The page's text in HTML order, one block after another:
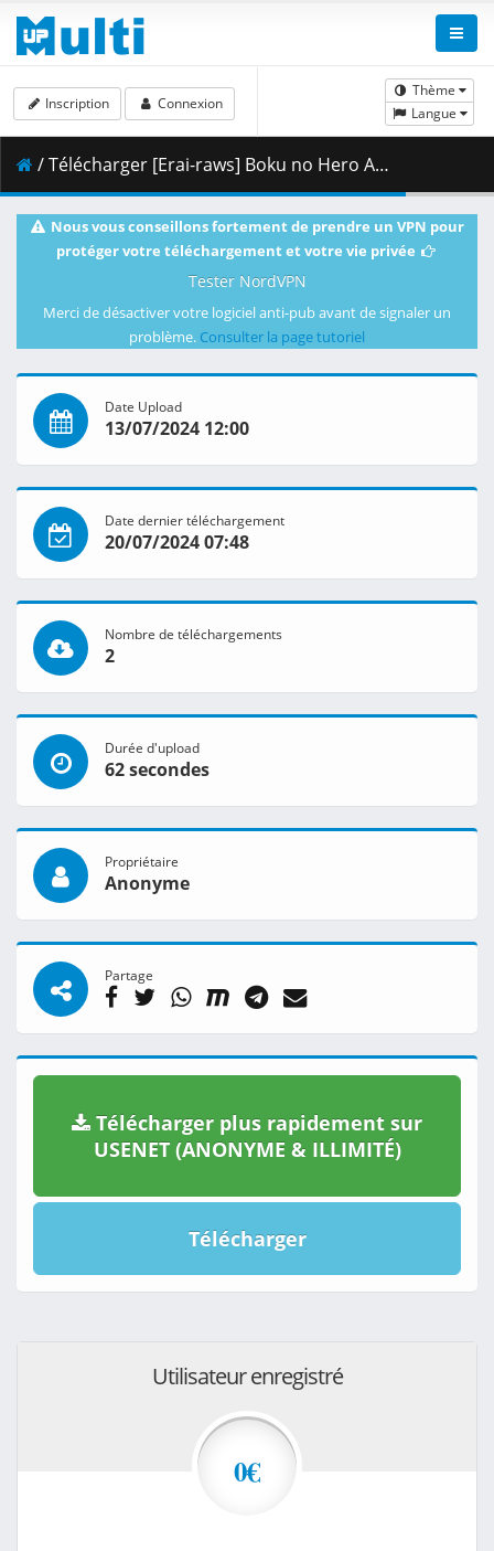
Thème
Langue
Inscription Connexion
/ Télécharger [Erai-raws] Boku no Hero Academia 7th Season - 10 [720p][Multiple Subtitle][E638745D].mkv.001 ( 357.13 MB )
Nous vous conseillons fortement de prendre un VPN pour
protéger votre téléchargement et votre vie privée
Tester NordVPN
Merci de désactiver votre logiciel anti-pub avant de signaler un
problème. Consulter la page tutoriel
Date Upload
13/07/2024 12:00
Date dernier téléchargement
20/07/2024 07:48
Nombre de téléchargements
2
Durée d'upload
62 secondes
Propriétaire
Anonyme
Partage
Télécharger plus rapidement sur
USENET (ANONYME & ILLIMITÉ)
Télécharger
Utilisateur enregistré
0€